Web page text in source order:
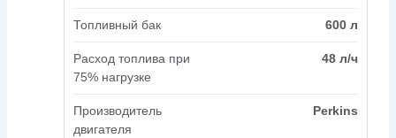
Топливный бак 600 л
Расход топлива при
75% нагрузке
48 л/ч
Производитель
двигателя
Perkins